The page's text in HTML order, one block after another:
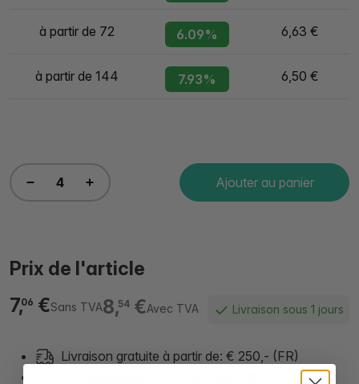
à partir de 72 6.09% 6,63 €
à partir de 144 7.93% 6,50 €
Ajouter au panier
Prix de l'article
8,54€Avec TVA
7,06 €Sans TVA Livraison sous 1 jours
Livraison gratuite à partir de: € 250,- (FR)